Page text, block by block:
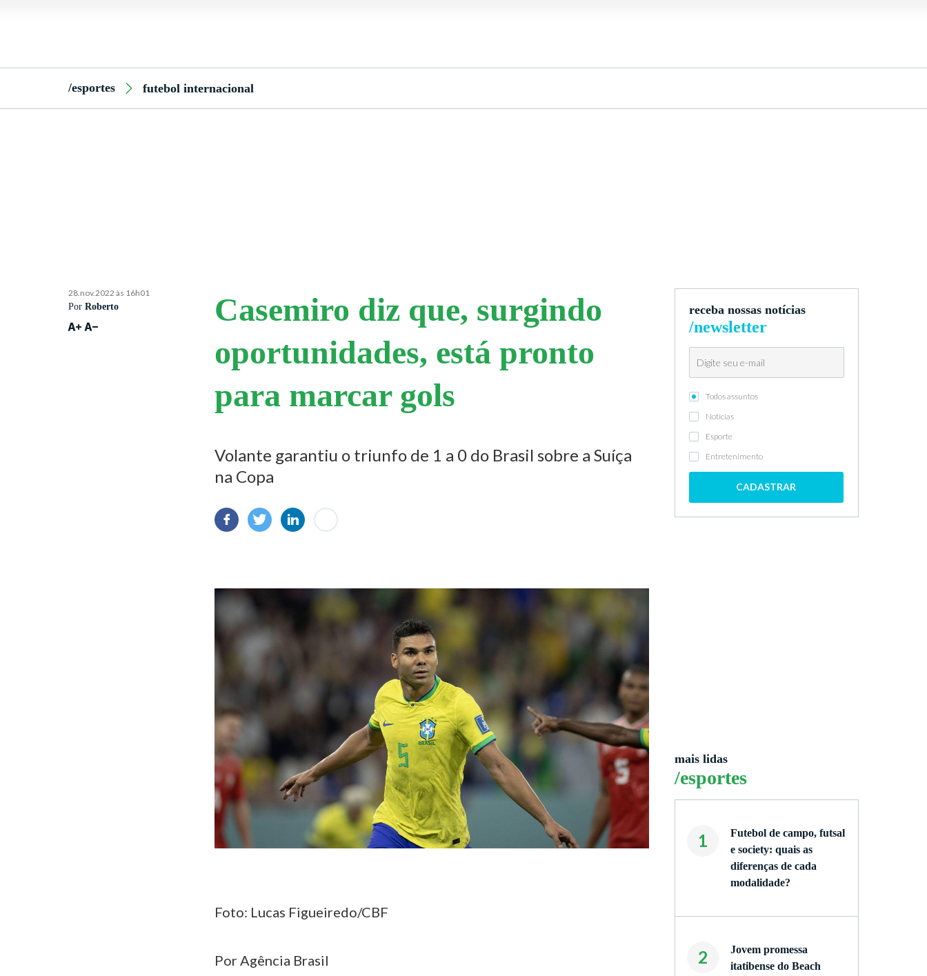
/esportes futebol internacional
28.nov.2022 às 16h01
PorRoberto
Casemiro diz que, surgindo
oportunidades, está pronto
para marcar gols
Volante garantiu o triunfo de 1 a 0 do Brasil sobre a Suíça
na Copa
Foto: Lucas Figueiredo/CBF
Por Agência Brasil
receba nossas notícias
/newsletter
Todos assuntos
Notícias
Esporte
Entretenimento
CADASTRAR
mais lidas
/esportes
1
Futebol de campo, futsal
e society: quais as
diferenças de cada
modalidade?
2
Jovem promessa
itatibense do Beach